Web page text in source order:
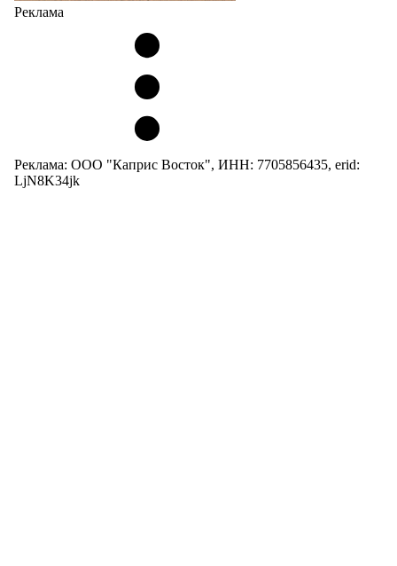
Реклама
Реклама: ООО "Каприс Восток", ИНН: 7705856435, erid:
LjN8K34jk